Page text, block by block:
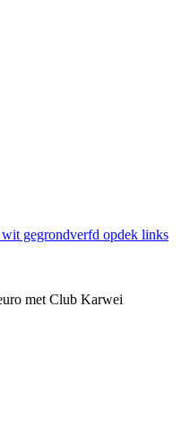
gegrondverfd opdek links
met Club Karwei